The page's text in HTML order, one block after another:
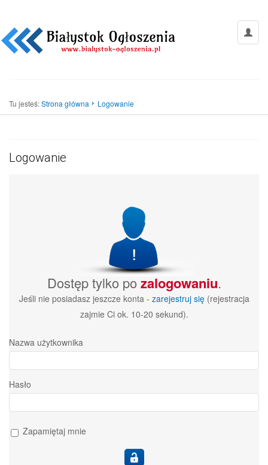
Tu jesteś:Strona główna Logowanie
Logowanie
Dostęp tylko pozalogowaniu.
Jeśli nie posiadasz jeszcze konta - zarejestruj się(rejestracja
zajmie Ci ok. 10-20 sekund).
Nazwa użytkownika
Hasło
Zapamiętaj mnie